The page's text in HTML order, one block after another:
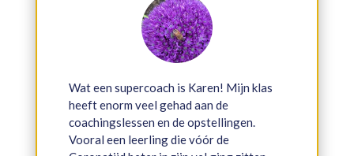
Wat een supercoach is Karen! Mijn klas
heeft enorm veel gehad aan de
coachingslessen en de opstellingen.
Vooral een leerling die vóór de